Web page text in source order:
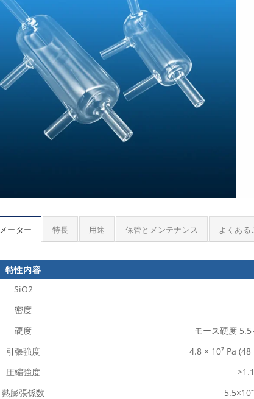
ーター 特長 用途 保管とメンテナンス よくある
特性内容
SiO2
密度
硬度
モース硬度
引張強度
4.8 × 10⁷ Pa
圧縮強度
熱膨張係数